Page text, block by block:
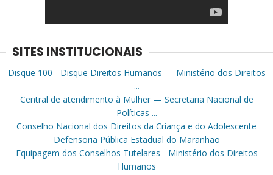
SITES INSTITUCIONAIS
Disque 100 - Disque Direitos Humanos — Ministério dos Direitos
...
Central de atendimento à Mulher — Secretaria Nacional de
Políticas ...
Conselho Nacional dos Direitos da Criança e do Adolescente
Defensoria Pública Estadual do Maranhão
Equipagem dos Conselhos Tutelares - Ministério dos Direitos
Humanos